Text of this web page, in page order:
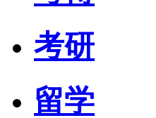
考研
留学